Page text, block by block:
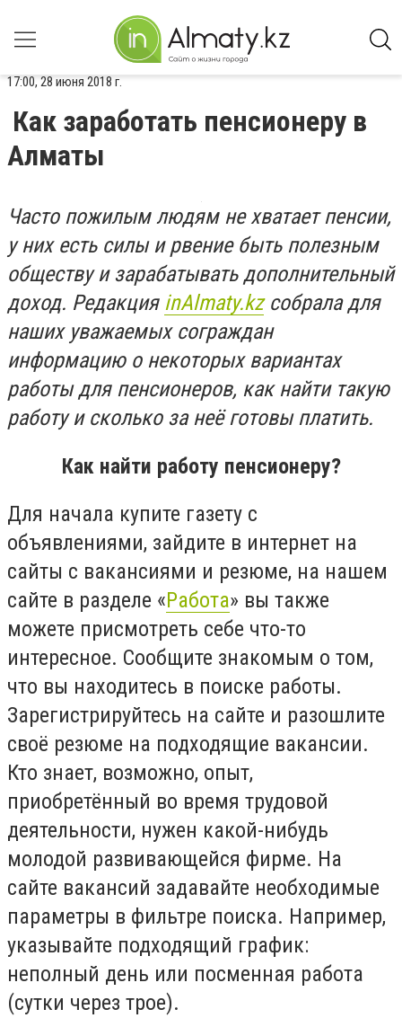
17:00, 28 июня 2018 г.
Как заработать пенсионеру в
Алматы
Часто пожилым людям не хватает пенсии,
у них есть силы и рвение быть полезным
обществу и зарабатывать дополнительный
доход. Редакция inAlmaty.kzсобрала для
наших уважаемых сограждан
информацию о некоторых вариантах
работы для пенсионеров, как найти такую
работу и сколько за неё готовы платить.
Как найти работу пенсионеру?
Для начала купите газету с
объявлениями, зайдите в интернет на
сайты с вакансиями и резюме, на нашем
сайте в разделе «Работа» вы также
можете присмотреть себе что-то
интересное. Сообщите знакомым о том,
что вы находитесь в поиске работы.
Зарегистрируйтесь на сайте и разошлите
своё резюме на подходящие вакансии.
Кто знает, возможно, опыт,
приобретённый во время трудовой
деятельности, нужен какой-нибудь
молодой развивающейся фирме. На
сайте вакансий задавайте необходимые
параметры в фильтре поиска. Например,
указывайте подходящий график:
неполный день или посменная работа
(сутки через трое).